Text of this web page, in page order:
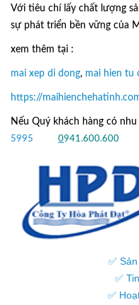
Với tiêu chí lấy chất lượng
sự phát triển bền vững của
xem thêm tại :
mai xep di dong, mai hien tu
https://
Nếu Quý khách hàng có
5995
0941.600.600
✅
✅
✅